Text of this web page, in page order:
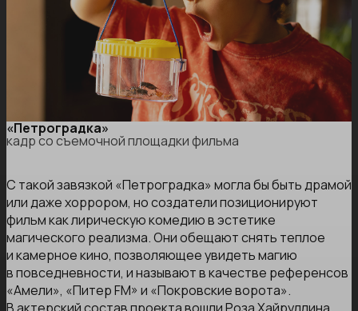
«Петроградка»
кадр со съемочной площадки фильма
С такой завязкой «Петроградка» могла бы быть драмой
или даже хоррором, но создатели позиционируют
фильм как лирическую комедию в эстетике
магического реализма. Они обещают снять теплое
и камерное кино, позволяющее увидеть магию
в повседневности, и называют в качестве референсов
«Амели», «Питер FM» и «Покровские ворота».